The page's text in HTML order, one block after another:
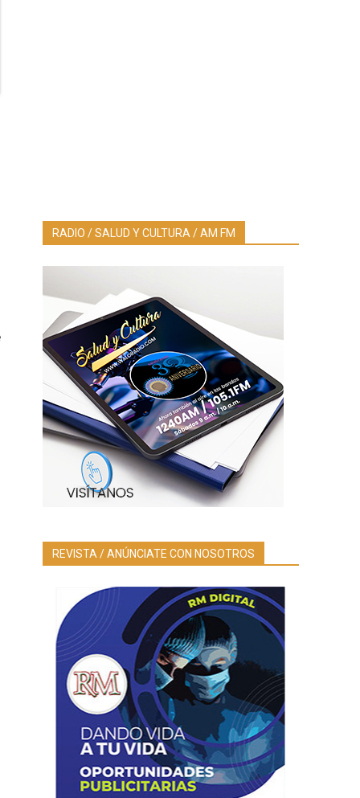
RADIO / SALUD Y CULTURA / AM FM
REVISTA / ANÚNCIATE CON NOSOTROS